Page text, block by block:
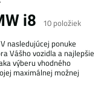
i8 10 položiek
nasledujúcej ponuke
Vášho vozidla a najlepšie
výberu vhodného
maximálnej možnej